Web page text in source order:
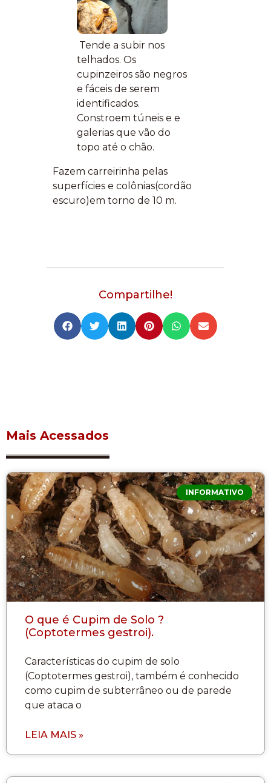
Tende a subir nos
telhados. Os
cupinzeiros são negros
e fáceis de serem
identificados.
Constroem túneis e e
galerias que vão do
topo até o chão.
Fazem carreirinha pelas
superfícies e colônias(cordão
escuro)em torno de 10 m.
Compartilhe!
Mais Acessados
INFORMATIVO
O que é Cupim de Solo ?
(Coptotermes gestroi).
Características do cupim de solo
(Coptotermes gestroi), também é conhecido
como cupim de subterrâneo ou de parede
que ataca o
LEIA MAIS »